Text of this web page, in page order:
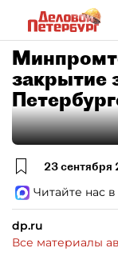
закрытие
23 сентября
Читайте нас
dp.ru
Все материалы